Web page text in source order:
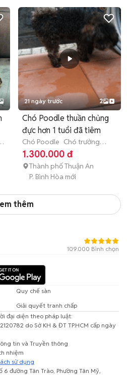
21 ngày trước 2
Chó Poodle thuần chủng
đực hơn 1 tuổi đã tiêm
Chó Poodle Chó trưởng
thành (hơn 1 tuổi)
1.300.000 đ
Thành phố Thuận An
P. Bình Hòa mới
thêm
109.000 Bình chọn
Quy chế sàn
Giải quyết tranh chấp
đại diện theo pháp luật:
do Sở KH & ĐT TP.HCM cấp ngày
tin và Truyền thông
nhiệm
sử dụng
6 đường Tân Trào, Phường Tân Mỹ,